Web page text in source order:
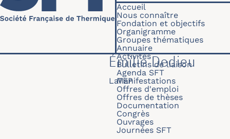
Navigation
Accueil
Nous connaître
Fondation et objectifs
Organigramme
Groupes thématiques
Annuaire
Activités
Bulletins de liaison
Agenda SFT
Manifestations
Offres d'emploi
Offres de thèses
Documentation
Congrès
Ouvrages
Journées SFT
Émilie Dedieu
LaTEP